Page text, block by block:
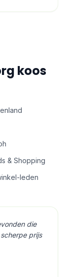
koos
& Shopping
leden
die
prijs